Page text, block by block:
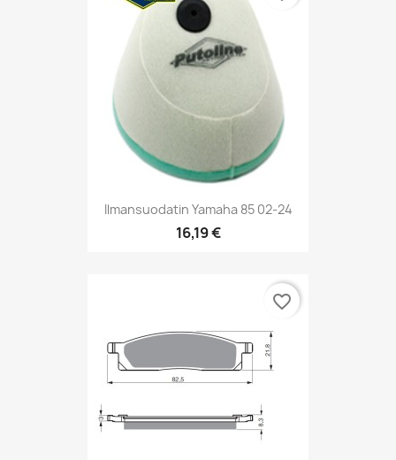
Ilmansuodatin Yamaha 85 02-24
16,19 €
favorite_border